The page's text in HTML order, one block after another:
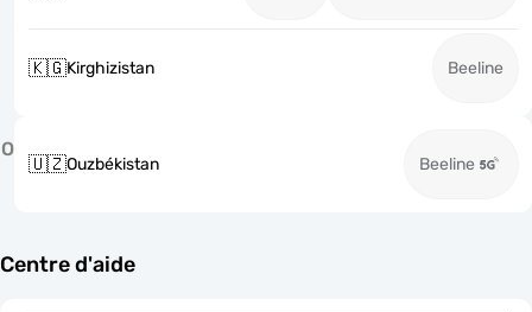
🇰🇬Kirghizistan Beeline
O
🇺🇿Ouzbékistan Beeline
Centre d'aide